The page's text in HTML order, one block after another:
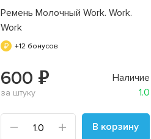
Ремень Молочный Work. Work.
Work
+12 бонусов
600 ₽
за штуку
Наличие
1.0
В корзину